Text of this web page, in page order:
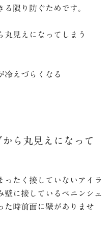
限り防ぐためです。
丸見えになってしまう
冷えづらくなる
ら丸見えになって
ったく接していないアイラ
壁に接しているペニンシュ
た時前面に壁がありませ